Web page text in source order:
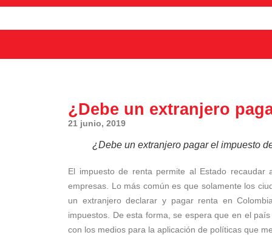
¿Debe un extranjero
21 junio, 2019
¿Debe un extranjero pagar el impuesto
El impuesto de renta permite al Estado recaudar
empresas. Lo más común es que solamente los
un extranjero declarar y pagar renta en
impuestos. De esta forma, se espera que en el
con los medios para la aplicación de políticas que